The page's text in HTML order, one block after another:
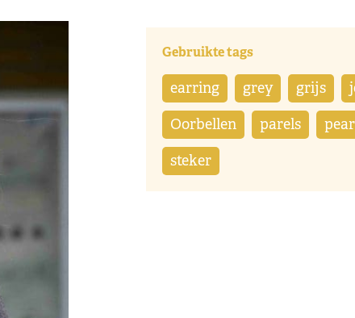
Gebruikte tags
earring grey grijs
Oorbellen parels
steker